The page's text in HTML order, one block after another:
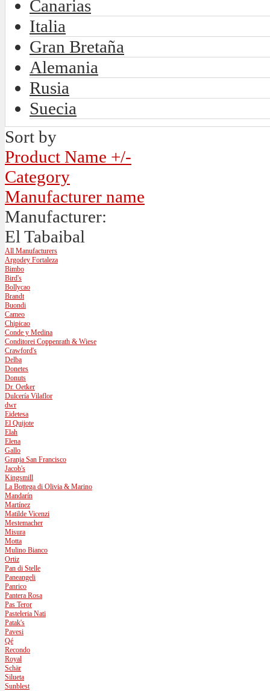
Canarias
Italia
Gran Bretaña
Alemania
Rusia
Suecia
Sort by
Product Name +/-
Category
Manufacturer name
Manufacturer:
El Tabaibal
All Manufacturers
Argodey Fortaleza
Bimbo
Bird's
Bollycao
Brandt
Buondi
Cameo
Chipicao
Conde y Medina
Conditorei Coppenrath & Wiese
Crawford's
Delba
Donetes
Donuts
Dr. Oetker
Dulcería Vilaflor
dwr
Eidetesa
El Quijote
Elah
Elena
Gallo
Granja San Francisco
Jacob's
Kingsmill
La Bottega di Olivia & Marino
Mandarín
Martínez
Matilde Vicenzi
Mestemacher
Misura
Motta
Mulino Bianco
Ortiz
Pan di Stelle
Paneangeli
Panrico
Pantera Rosa
Pas Teror
Pasteleria Nati
Patak's
Pavesi
Qé
Recondo
Royal
Schär
Silueta
Sunblest